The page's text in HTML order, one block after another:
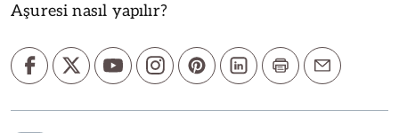
Aşuresi nasıl yapılır?